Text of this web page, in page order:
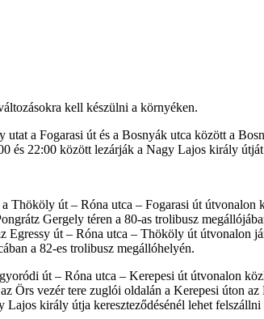
kell készülni a környéken.
a Fogarasi út és a Bosnyák utca között a
és 22:00 között lezárják a Nagy Lajos király útját
Thököly út – Róna utca – Fogarasi út útvonalon
Gergely téren a 80-as trolibusz
út – Róna utca – Thököly út útvonalon
a 82-es trolibusz megállóhelyén.
út – Róna utca – Kerepesi út útvonalon
Örs vezér tere zuglói oldalán a Kerepesi úton
király útja kereszteződésénél lehet felszállni